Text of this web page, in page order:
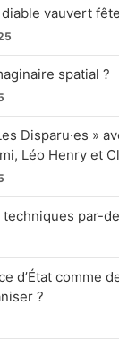
vauvert
spatial ?
Disparu·es »
Léo Henry et
par-
d’État comme
?